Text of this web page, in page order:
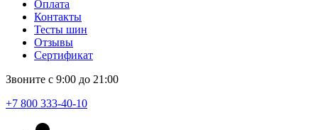
Оплата
Контакты
Тесты шин
Отзывы
Сертификат
Звоните с 9:00 до 21:00
+7 800 333-40-10